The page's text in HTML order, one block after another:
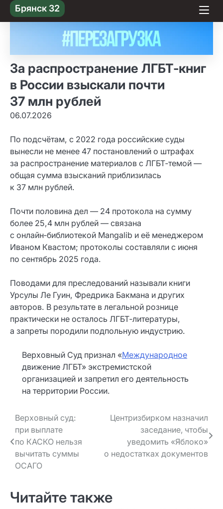
Skip
to content
Брянск 32
За распространение ЛГБТ‑книг
в России взыскали почти
37 млн рублей
06.07.2026
По подсчётам, с 2022 года российские суды
вынесли не менее 47 постановлений о штрафах
за распространение материалов с ЛГБТ‑темой —
общая сумма взысканий приблизилась
к 37 млн рублей.
Почти половина дел — 24 протокола на сумму
более 25,4 млн рублей — связана
с онлайн‑библиотекой Mangalib и её менеджером
Иваном Квастом; протоколы составляли с июня
по сентябрь 2025 года.
Поводами для преследований называли книги
Урсулы Ле Гуин, Фредрика Бакмана и других
авторов. В результате в легальной рознице
практически не осталось ЛГБТ‑литературы,
а запреты породили подпольную индустрию.
Верховный Суд признал «Международное
движение ЛГБТ» экстремистской
организацией и запретил его деятельность
на территории России.
Навигация
по записям
Верховный суд:
при выплате
по КАСКО нельзя
вычитать суммы
ОСАГО
Центризбирком назначил
заседание, чтобы
уведомить «Яблоко»
о недостатках документов
Читайте также